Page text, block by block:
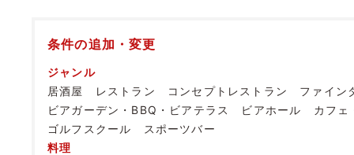
条件の追加・変更
ジャンル
居酒屋
レストラン コンセプトレストラン ファイン
ビアガーデン・BBQ・ビアテラス
ビアホール カフェ
ゴルフスクール
スポーツバー
料理